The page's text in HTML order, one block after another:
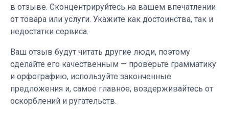
в отзыве. Сконцентрируйтесь на вашем впечатлении
от товара или услуги. Укажите как достоинства, так и
недостатки сервиса.
Ваш отзыв будут читать другие люди, поэтому
сделайте его качественным — проверьте грамматику
и орфографию, используйте законченные
предложения и, самое главное, воздерживайтесь от
оскорблений и ругательств.